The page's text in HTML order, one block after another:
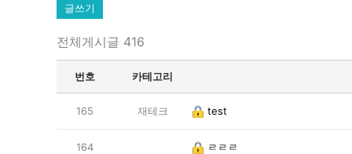
글쓰기
전체게시글 416
번호 카테고리
165 재테크 test
164 ㄹㄹㄹ